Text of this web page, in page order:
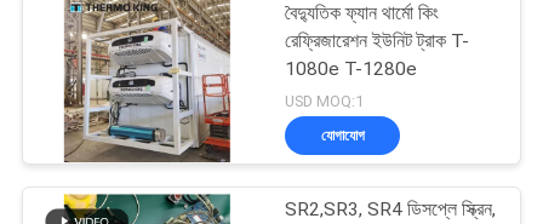
বৈদ্যুতিক ফ্যান থার্মো কিং
রেফ্রিজারেশন ইউনিট ট্রাক T-
1080e T-1280e
USD MOQ:1
যোগাযোগ
SR2,SR3, SR4 ডিসপ্লে স্ক্রিন,